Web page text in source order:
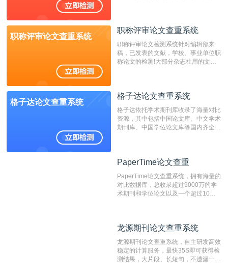
检测速度快、精度高，市场反映良好。
职称评审论文查重系统
职称评审论文查重系统
职称评审论文检测系统针对编辑部来
稿，已发表的文献，学校、事业单位职
称论文的检测!大部分杂志社用的文献
编辑部检测来稿和已发表的文献,检测
测时注意填写第一作者,才能排除已发
表文献复制比。（限制字符数1万）
格子达论文查重系统
格子达论文查重系统
格子达依托学术期刊库收录了海量对比
资源，其中包括中国论文库、中文学术
期刊库、中国学位论文库等国内齐全的
系统，可检测中文、英文两种语言的论
PaperTime论文查重
PaperTime论文查重系统，拥有海量的
对比数据库，总收录超过9000万的学
术期刊和学位论文以及一个超过10亿
对，利用指纹索引快速而精准地在云检
有相似的片段，该项技术检测速度快、
准确率高，市场反映良好。
龙源期刊论文查重系统
龙源期刊论文查重系统，自主研发高效
稳定的计算服务，最快35S即可获得检
测结果，大片段、长短句，不遗漏一处